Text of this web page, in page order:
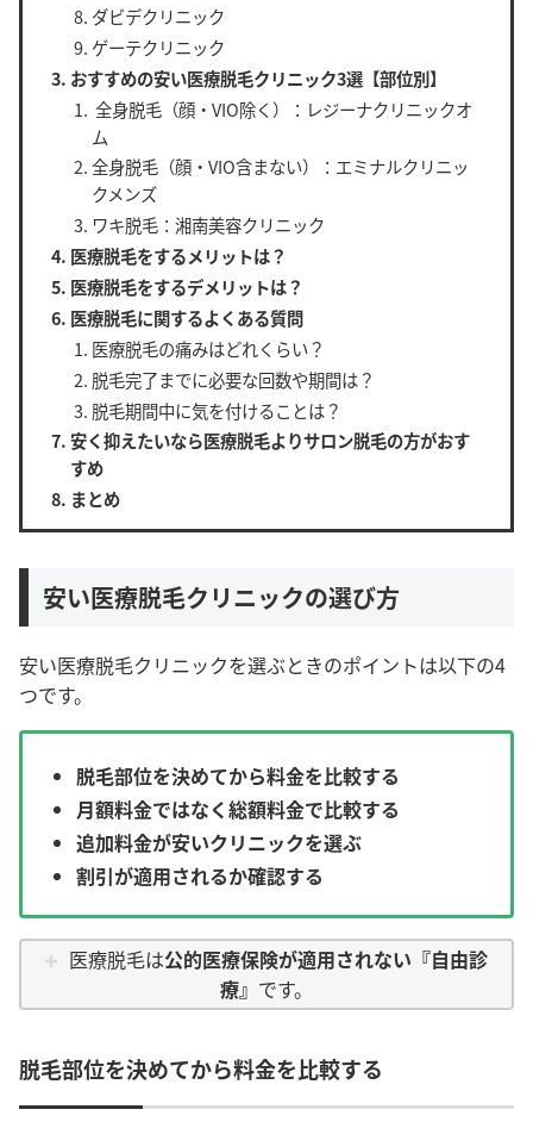
ダビデクリニック
ゲーテクリニック
おすすめの安い医療脱毛クリニック3選【部位別】
全身脱毛（顔・VIO除く）：レジーナクリニックオ
ム
全身脱毛（顔・VIO含まない）：エミナルクリニッ
クメンズ
ワキ脱毛：湘南美容クリニック
医療脱毛をするメリットは？
医療脱毛をするデメリットは？
医療脱毛に関するよくある質問
医療脱毛の痛みはどれくらい？
脱毛完了までに必要な回数や期間は？
脱毛期間中に気を付けることは？
安く抑えたいなら医療脱毛よりサロン脱毛の方がおす
すめ
まとめ
安い医療脱毛クリニックの選び方
安い医療脱毛クリニックを選ぶときのポイントは以下の4
つです。
脱毛部位を決めてから料金を比較する
月額料金ではなく総額料金で比較する
追加料金が安いクリニックを選ぶ
割引が適用されるか確認する
医療脱毛は公的医療保険が適用されない『自由診
療』 です。
脱毛部位を決めてから料金を比較する